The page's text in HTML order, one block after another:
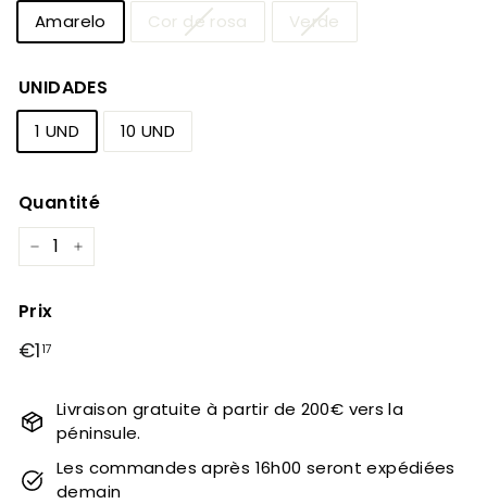
Amarelo Cor de rosa Verde
UNIDADES
1 UND 10 UND
Quantité
− +
Prix
Prix
Prix
€1 17
Livraison gratuite à partir de 200€ vers la
péninsule.
Les commandes après 16h00 seront expédiées
demain